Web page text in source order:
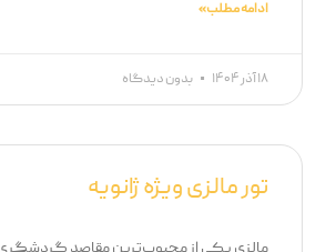
ادامه مطلب »
۱۸ آذر ۱۴۰۴ بدون دیدگاه
تور مالزی ویژه ژانویه